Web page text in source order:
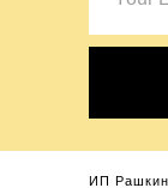
ИП